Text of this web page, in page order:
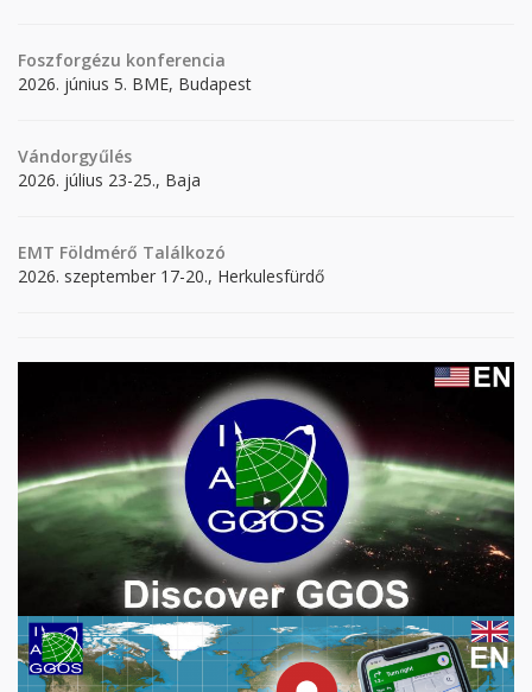
Foszforgézu konferencia
2026. június 5. BME, Budapest
Vándorgyűlés
2026. július 23-25., Baja
EMT Földmérő Találkozó
2026. szeptember 17-20., Herkulesfürdő